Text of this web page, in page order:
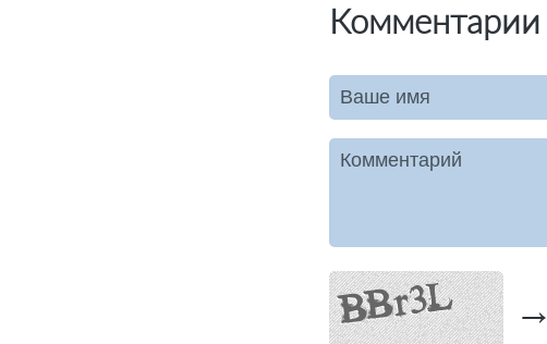
Комментарии
Ваше имя
Комментарий
→